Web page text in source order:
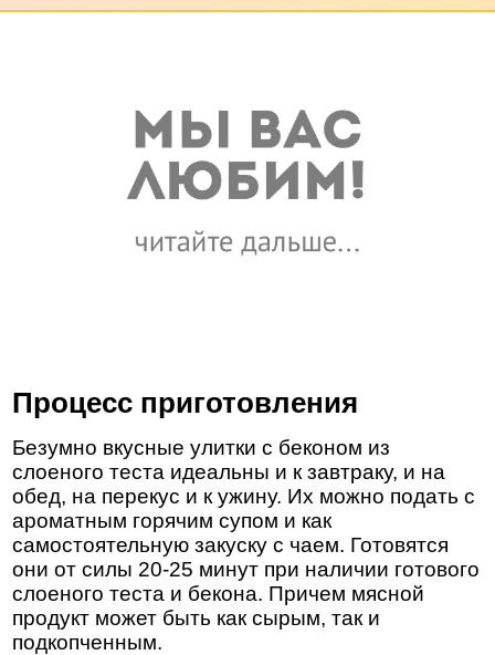
Процесс приготовления
Безумно вкусные улитки с беконом из
слоеного теста идеальны и к завтраку, и на
обед, на перекус и к ужину. Их можно подать с
ароматным горячим супом и как
самостоятельную закуску с чаем. Готовятся
они от силы 20-25 минут при наличии готового
слоеного теста и бекона. Причем мясной
продукт может быть как сырым, так и
подкопченным.